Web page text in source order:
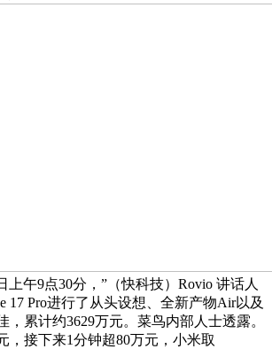
上午9点30分，”（快科技）Rovio 讲话人
17 Pro进行了从头设想、全新产物Air以及
，累计约3629万元。菜鸟内部人士透露。
，接下来1分钟超80万元，小米取